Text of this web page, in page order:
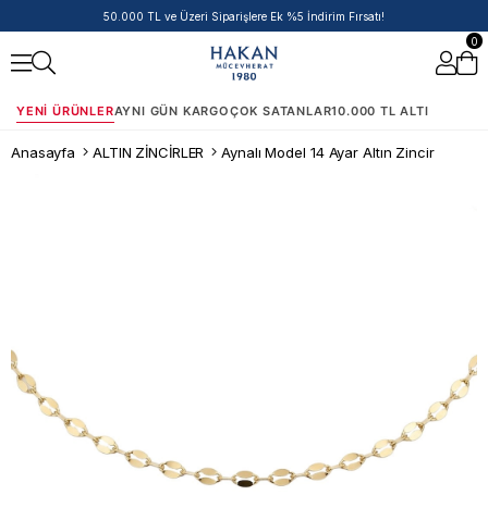
14 Ayar Ürünlerde Havale/EFT İndirimi
0
YENI ÜRÜNLERAYNI GÜN KARGOÇOK SATANLAR10.000 TL ALTI
Anasayfa ALTIN ZİNCİRLER Aynalı Model 14 Ayar Altın Zincir